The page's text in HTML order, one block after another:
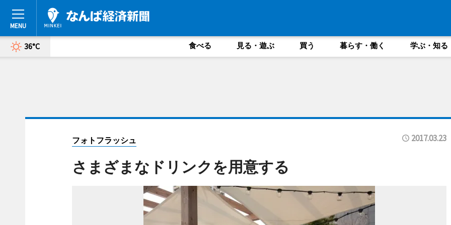
36°C 食べる 見る・遊ぶ 買う 暮らす・働く 学ぶ・知る
フォトフラッシュ 2017.03.23
さまざまなドリンクを用意する